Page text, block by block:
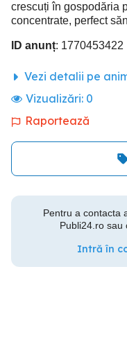
crescuți în gospodăria
concentrate, perfect
ID anunț: 1770453422
Vezi detalii pe
Vizualizări: 0
Raportează
Pentru a contacta
Publi24.ro sau
Intră în